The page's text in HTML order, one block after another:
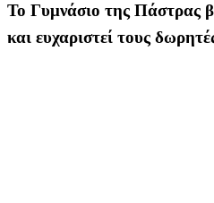
Το Γυμνάσιο της Πάστρας
και ευχαριστεί τους